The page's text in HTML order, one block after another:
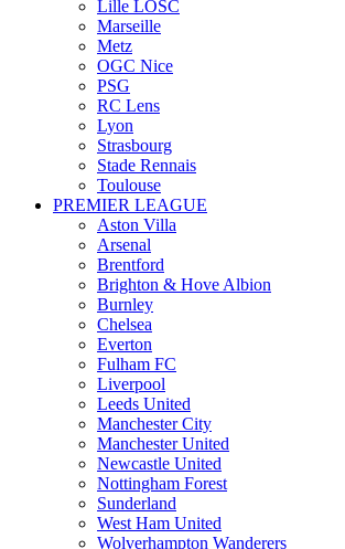
Lille LOSC
Marseille
Metz
OGC Nice
PSG
RC Lens
Lyon
Strasbourg
Stade Rennais
Toulouse
PREMIER LEAGUE
Aston Villa
Arsenal
Brentford
Brighton & Hove Albion
Burnley
Chelsea
Everton
Fulham FC
Liverpool
Leeds United
Manchester City
Manchester United
Newcastle United
Nottingham Forest
Sunderland
West Ham United
Wolverhampton Wanderers